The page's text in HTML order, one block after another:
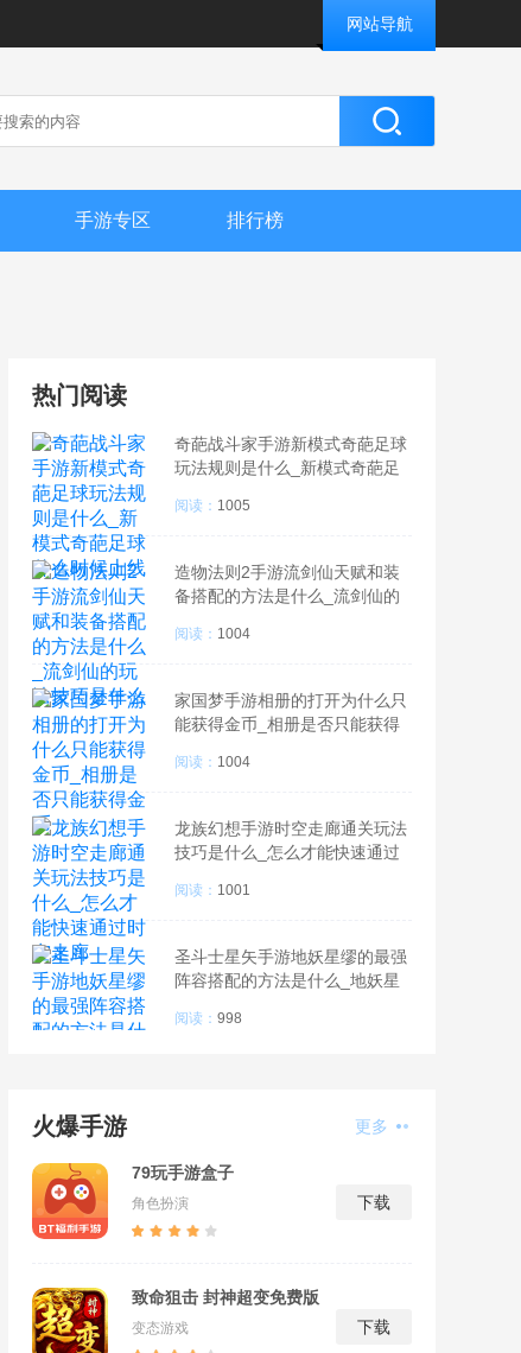
网站导航
手游专区 排行榜
热门阅读
奇葩战斗家手游新模式奇葩足球
玩法规则是什么_新模式奇葩足
阅读： 1005
造物法则2手游流剑仙天赋和装
备搭配的方法是什么_流剑仙的
阅读： 1004
家国梦手游相册的打开为什么只
能获得金币_相册是否只能获得
阅读： 1004
龙族幻想手游时空走廊通关玩法
技巧是什么_怎么才能快速通过
阅读： 1001
圣斗士星矢手游地妖星缪的最强
阵容搭配的方法是什么_地妖星
的
阅读： 998
火爆手游 更多
79玩手游盒子
角色扮演 下载
致命狙击 封神超变免费版
变态游戏 下载